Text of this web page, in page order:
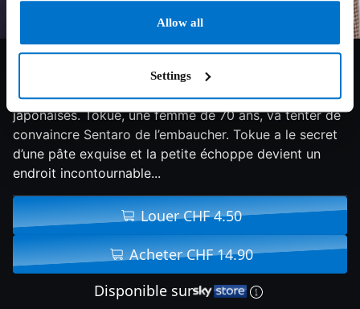
Allow all
Settings
7.4/10 2015 113 min Drame
Les dorayakis sont des pâtisseries traditionnelles
japonaises. Tokue, une femme de 70 ans, va tenter de
convaincre Sentaro de l’embaucher. Tokue a le secret
d’une pâte exquise et la petite échoppe devient un
endroit incontournable...
Louer CHF 4.50
Acheter CHF 14.90
Disponible sur